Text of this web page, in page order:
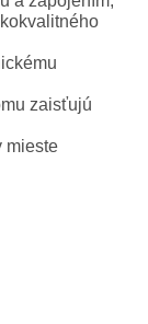
zaisťujú
mieste